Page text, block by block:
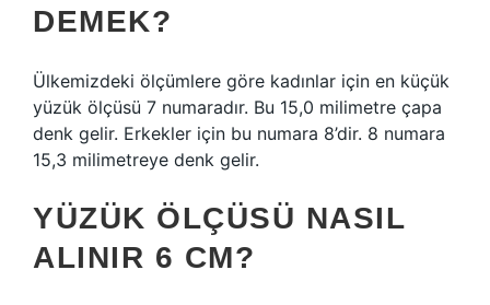
DEMEK?
Ülkemizdeki ölçümlere göre kadınlar için en küçük
yüzük ölçüsü 7 numaradır. Bu 15,0 milimetre çapa
denk gelir. Erkekler için bu numara 8’dir. 8 numara
15,3 milimetreye denk gelir.
YÜZÜK ÖLÇÜSÜ NASIL
ALINIR 6 CM?